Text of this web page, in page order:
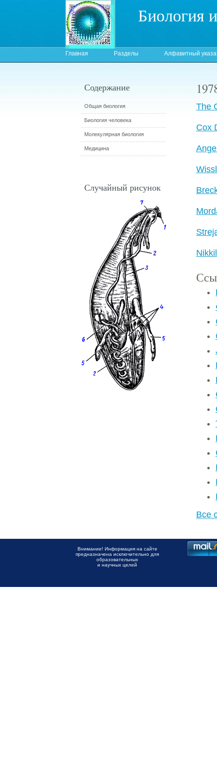
Биология
Главная Разделы Алфавитный
The
Cox
Все
Содержание
Общая биология
Биология человека
Молекулярная биология
Медицина
Случайный рисунок
Внимание! Информация на сайте
предназначена исключительно для
образовательных
и научных целей